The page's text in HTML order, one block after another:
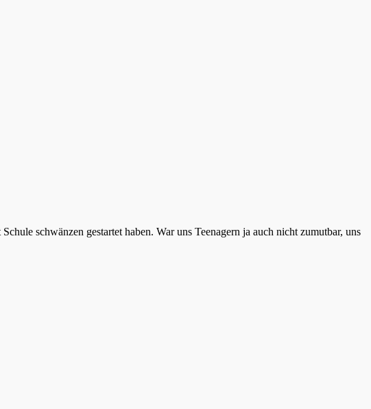
schwänzen gestartet haben. War uns Teenagern ja auch nicht zumutbar, uns